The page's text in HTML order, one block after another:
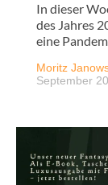
In dieser
des Jahres
eine
Moritz
September